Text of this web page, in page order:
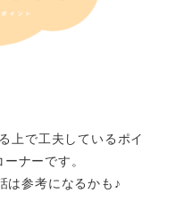
上で工夫しているポイ
ナーです。
は参考になるかも♪